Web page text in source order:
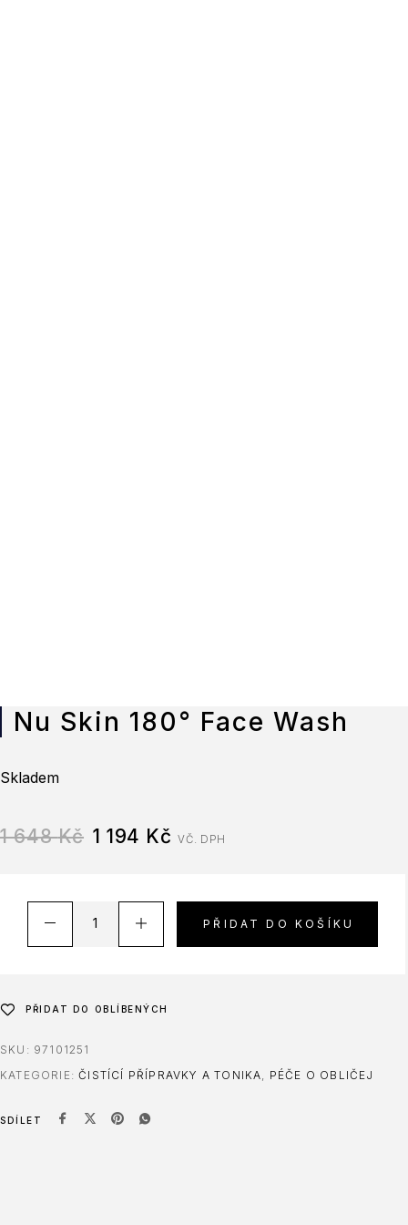
Nu Skin 180° Face Wash
Skladem
1 648Kč 1 194 Kč VČ. DPH
PŘIDAT DO KOŠÍKU
PŘIDAT DO OBLÍBENÝCH
SKU: 97101251
KATEGORIE:ČISTÍCÍ PŘÍPRAVKY A TONIKA PÉČE O OBLIČEJ
SDÍLET